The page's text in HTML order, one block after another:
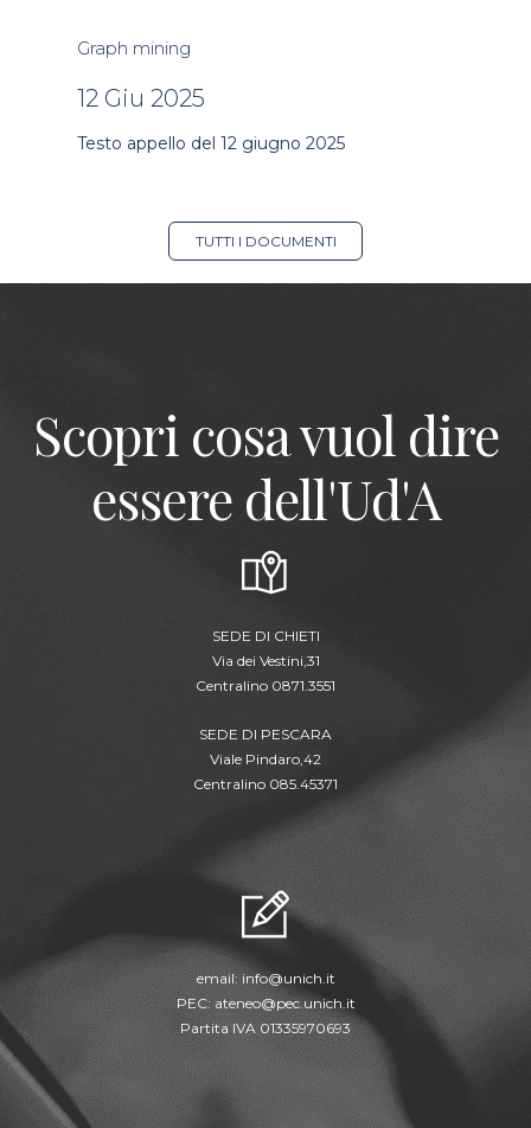
Graph mining
12 Giu 2025
Testo appello del 12 giugno 2025
TUTTI I DOCUMENTI
Scopri cosa vuol dire
essere dell'Ud'A
SEDE DI CHIETI
Via dei Vestini,31
Centralino 0871.3551
SEDE DI PESCARA
Viale Pindaro,42
Centralino 085.45371
email: info@unich.it
PEC: ateneo@pec.unich.it
Partita IVA 01335970693